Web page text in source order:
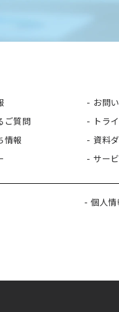
ご質問
情報
お問
トラ
資料
サー
個人